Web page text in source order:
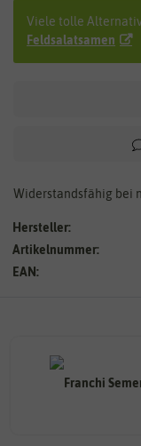
Viele tolle
Feldsalatsamen
Widerstandsfähig bei
Hersteller:
Artikelnummer:
EAN: